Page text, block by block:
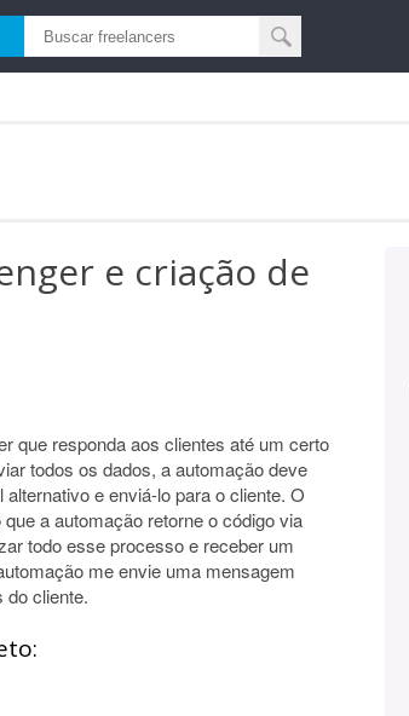
e criação de
que responda aos clientes até um certo
todos os dados, a automação deve
e enviá-lo para o cliente. O
a automação retorne o código via
todo esse processo e receber um
me envie uma mensagem
do cliente.